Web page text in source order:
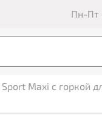
Пн-Пт
Maxi с горкой